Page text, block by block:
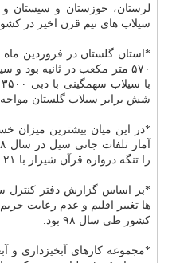
لرستان، خوزستان و سیستان
سیلاب های نیم قرن اخیر در كشور
شش برابر سیلاب گلستان مواجه
*در این میان بیشترین میزان
را تنگه دروازه قرآن شیراز با ۲۱ كشته داشت.
*بر اساس گزارش دفتر كنترل
ها تغییر اقلیم و عدم رعایت
كشور طی سال ۹۸ بود.
*مجموعه كارهای آبخیزداری و